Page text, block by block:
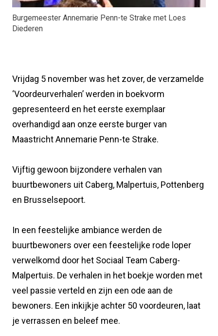
Burgemeester Annemarie Penn-te Strake met Loes
Diederen
Vrijdag 5 november was het zover, de verzamelde
‘Voordeurverhalen’ werden in boekvorm
gepresenteerd en het eerste exemplaar
overhandigd aan onze eerste burger van
Maastricht Annemarie Penn-te Strake.
Vijftig gewoon bijzondere verhalen van
buurtbewoners uit Caberg, Malpertuis, Pottenberg
en Brusselsepoort.
In een feestelijke ambiance werden de
buurtbewoners over een feestelijke rode loper
verwelkomd door het Sociaal Team Caberg-
Malpertuis. De verhalen in het boekje worden met
veel passie verteld en zijn een ode aan de
bewoners. Een inkijkje achter 50 voordeuren, laat
je verrassen en beleef mee.